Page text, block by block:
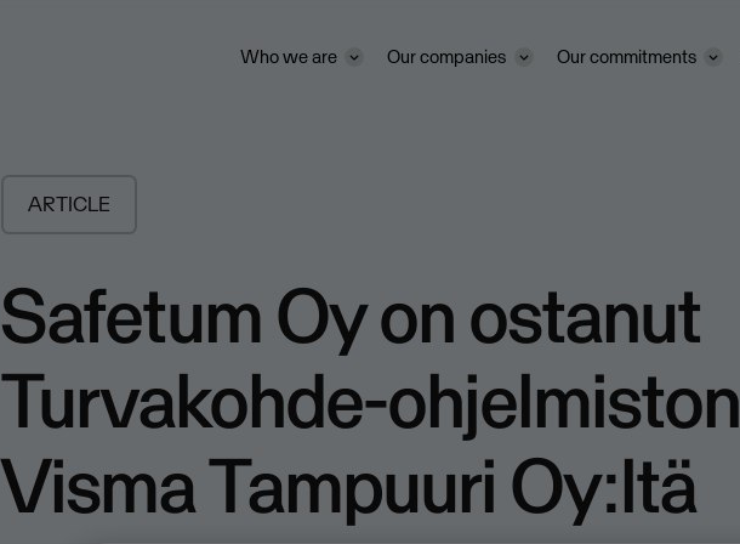
Who we are Our companies Our commitments
ARTICLE
Safetum Oy on ostanut
Turvakohde-ohjelmiston
Visma Tampuuri Oy:ltä